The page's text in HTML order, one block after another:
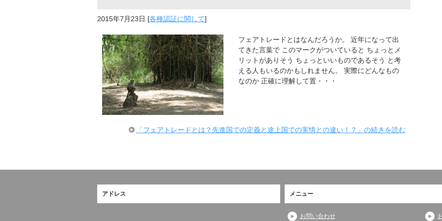
2015年7月23日 [各種認証に関して]
フェアトレードとはなんだろうか。 近年になって出
てきた言葉で このマークがついていると ちょっとメ
リットがありそう ちょっといいものであるそう と考
える人もいるのかもしれません。 実際にどんなもの
なのか 正確に理解して置・・・
「フェアトレードとは？先進国での定義と途上国での実情との違い！？」の続きを読む
アドレス メニュー
お問い合わせ